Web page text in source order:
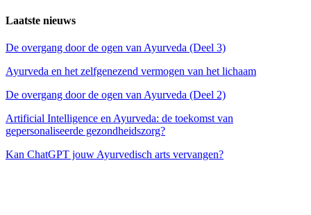
Laatste nieuws
De overgang door de ogen van Ayurveda (Deel 3)
Ayurveda en het zelfgenezend vermogen van het lichaam
De overgang door de ogen van Ayurveda (Deel 2)
Artificial Intelligence en Ayurveda: de toekomst van
gepersonaliseerde gezondheidszorg?
Kan ChatGPT jouw Ayurvedisch arts vervangen?